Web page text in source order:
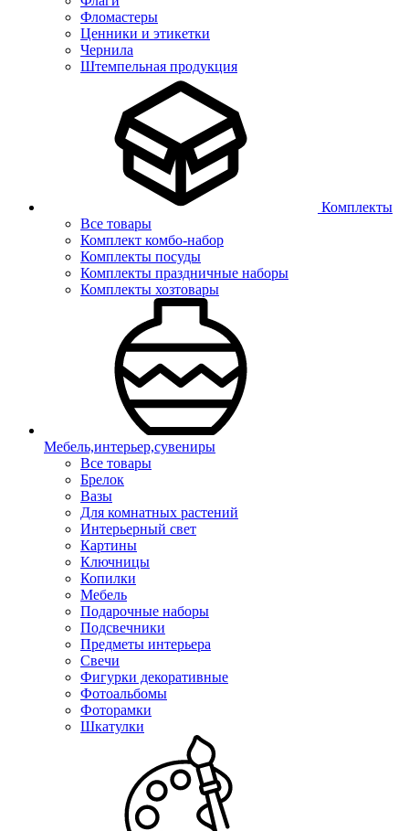
Фломастеры
Ценники и этикетки
Чернила
Штемпельная продукция
Комплекты
Все товары
Комплект комбо-набор
Комплекты посуды
Комплекты праздничные наборы
Комплекты хозтовары
Мебель,интерьер,сувениры
Все товары
Брелок
Вазы
Для комнатных растений
Интерьерный свет
Картины
Ключницы
Копилки
Мебель
Подарочные наборы
Подсвечники
Предметы интерьера
Свечи
Фигурки декоративные
Фотоальбомы
Фоторамки
Шкатулки